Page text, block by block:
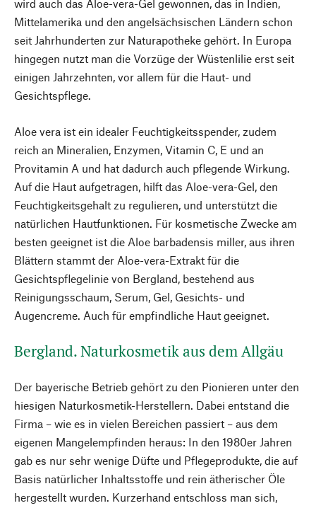
wird auch das Aloe-vera-Gel gewonnen, das in Indien,
Mittelamerika und den angelsächsischen Ländern schon
seit Jahrhunderten zur Naturapotheke gehört. In Europa
hingegen nutzt man die Vorzüge der Wüstenlilie erst seit
einigen Jahrzehnten, vor allem für die Haut- und
Gesichtspflege.
Aloe vera ist ein idealer Feuchtigkeitsspender, zudem
reich an Mineralien, Enzymen, Vitamin C, E und an
Provitamin A und hat dadurch auch pflegende Wirkung.
Auf die Haut aufgetragen, hilft das Aloe-vera-Gel, den
Feuchtigkeitsgehalt zu regulieren, und unterstützt die
natürlichen Hautfunktionen. Für kosmetische Zwecke am
besten geeignet ist die Aloe barbadensis miller, aus ihren
Blättern stammt der Aloe-vera-Extrakt für die
Gesichtspflegelinie von Bergland, bestehend aus
Reinigungsschaum, Serum, Gel, Gesichts- und
Augencreme. Auch für empfindliche Haut geeignet.
Bergland. Naturkosmetik aus dem Allgäu
Der bayerische Betrieb gehört zu den Pionieren unter den
hiesigen Naturkosmetik-Herstellern. Dabei entstand die
Firma – wie es in vielen Bereichen passiert – aus dem
eigenen Mangelempfinden heraus: In den 1980er Jahren
gab es nur sehr wenige Düfte und Pflegeprodukte, die auf
Basis natürlicher Inhaltsstoffe und rein ätherischer Öle
hergestellt wurden. Kurzerhand entschloss man sich,